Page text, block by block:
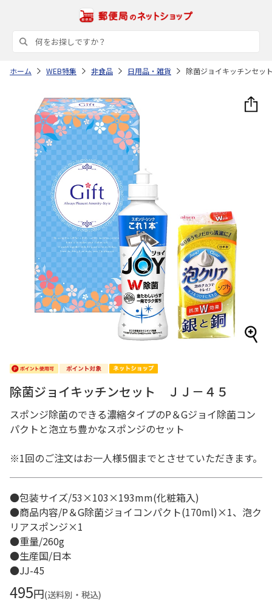
ホーム WEB特集 非食品 日用品・雑貨 除菌ジョイキッチンセ
除菌ジョイキッチンセット ＪＪ－４５
スポンジ除菌のできる濃縮タイプのP＆Gジョイ除菌コン
パクトと泡立ち豊かなスポンジのセット
※1回のご注文はお一人様5個までとさせていただきます。
●包装サイズ/53×103×193mm(化粧箱入)
●商品内容/P＆G除菌ジョイコンパクト(170ml)×1、泡ク
リアスポンジ×1
●重量/260g
●生産国/日本
●JJ-45
495円(送料別・税込)